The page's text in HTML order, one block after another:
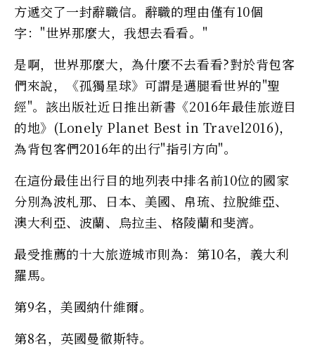
方遞交了一封辭職信。辭職的理由僅有10個
字："世界那麼大，我想去看看。"
是啊，世界那麼大，為什麼不去看看?對於背包客
們來說，《孤獨星球》可謂是邁腿看世界的"聖
經"。該出版社近日推出新書《2016年最佳旅遊目
的地》(Lonely Planet Best in Travel2016)，
為背包客們2016年的出行"指引方向"。
在這份最佳出行目的地列表中排名前10位的國家
分別為波札那、日本、美國、帛琉、拉脫維亞、
澳大利亞、波蘭、烏拉圭、格陵蘭和斐濟。
最受推薦的十大旅遊城市則為：第10名，義大利
羅馬。
第9名，美國納什維爾。
第8名，英國曼徹斯特。